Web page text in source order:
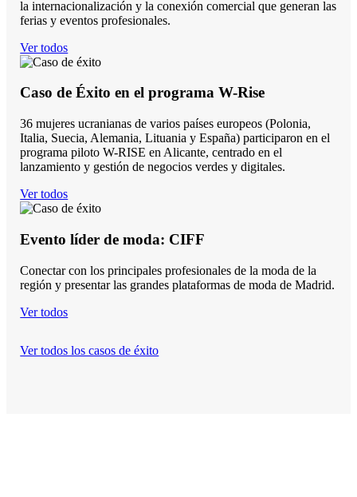
la internacionalización y la conexión comercial que generan las
ferias y eventos profesionales.
Ver todos
Caso de Éxito en el programa W-Rise
36 mujeres ucranianas de varios países europeos (Polonia,
Italia, Suecia, Alemania, Lituania y España) participaron en el
programa piloto W-RISE en Alicante, centrado en el
lanzamiento y gestión de negocios verdes y digitales.
Ver todos
Evento líder de moda: CIFF
Conectar con los principales profesionales de la moda de la
región y presentar las grandes plataformas de moda de Madrid.
Ver todos
Ver todos los casos de éxito